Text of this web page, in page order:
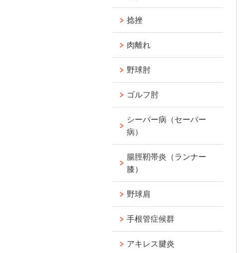
捻挫
肉離れ
野球肘
ゴルフ肘
シーバー病（セーバー
病）
腸脛靭帯炎（ランナー
膝）
野球肩
手根管症候群
アキレス腱炎